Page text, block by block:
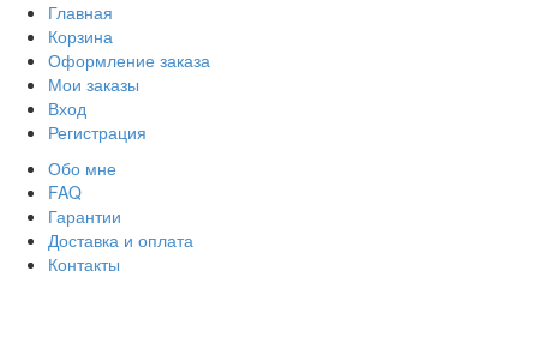
Главная
Корзина
Оформление заказа
Мои заказы
Вход
Регистрация
Обо мне
FAQ
Гарантии
Доставка и оплата
Контакты